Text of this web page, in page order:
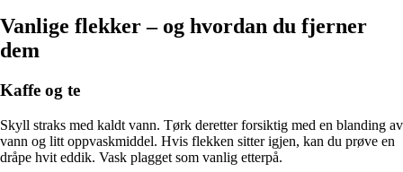
Vanlige flekker – og hvordan du fjerner
dem
Kaffe og te
Skyll straks med kaldt vann. Tørk deretter forsiktig med en blanding av
vann og litt oppvaskmiddel. Hvis flekken sitter igjen, kan du prøve en
dråpe hvit eddik. Vask plagget som vanlig etterpå.